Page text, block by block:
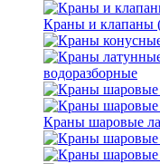
Краны и клапаны
водоразборные
Краны шаровые